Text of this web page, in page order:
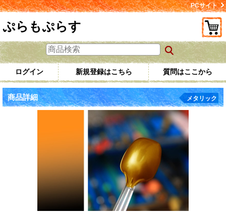
PCサイト
ぷらもぷらす
ログイン 新規登録はこちら 質問はここから
商品詳細 メタリック